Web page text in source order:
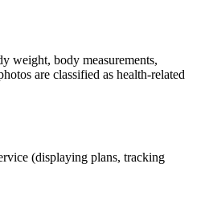
weight, body measurements,
are classified as health-related
(displaying plans, tracking